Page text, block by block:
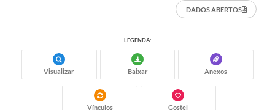
A Prefeitura
DADOS ABERTOS
LEGENDA:
Visualizar Baixar Anexos
Vínculos Gostei